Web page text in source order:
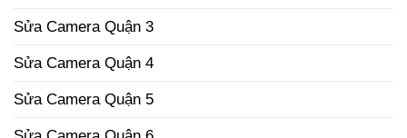
Sửa Camera Quận 3
Sửa Camera Quận 4
Sửa Camera Quận 5